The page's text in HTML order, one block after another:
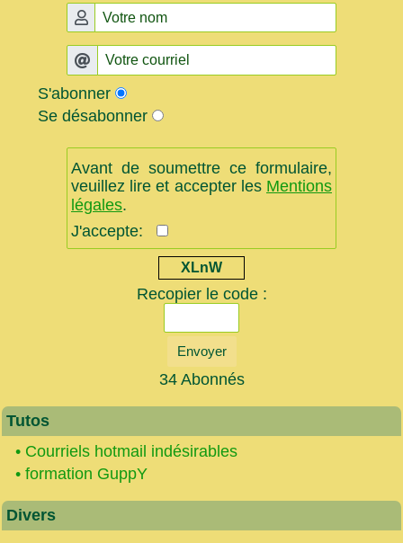
S'abonner
Se désabonner
Avant de soumettre ce formulaire,
veuillez lire et accepter les Mentions
légales.
J'accepte:
XLnW
Recopier le code :
Envoyer
34 Abonnés
Tutos
• Courriels hotmail indésirables
• formation GuppY
Divers